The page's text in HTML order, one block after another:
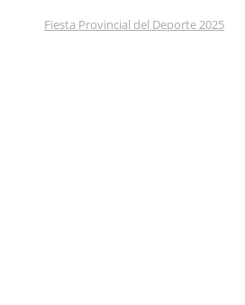
Fiesta Provincial del Deporte 2025